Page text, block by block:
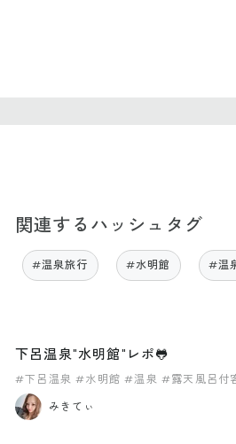
関連するハッシュタグ
#温泉旅行 #水明館 #温
下呂温泉"水明館"レポ🐸
#下呂温泉 #水明館 #温泉 #露天風呂付
みきてぃ